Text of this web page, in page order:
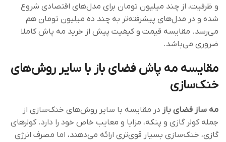
و ظرفیت، از چند میلیون تومان برای مدل‌های اقتصادی شروع
شده و در مدل‌های پیشرفته‌تر به چند ده میلیون تومان هم
می‌رسد. مقایسه قیمت و کیفیت پیش از خرید مه پاش کاملا
ضروری می‌باشد.
مقایسه مه پاش فضای باز با سایر روش‌های
خنک‌سازی
مه ساز فضای باز در مقایسه با سایر روش‌های خنک‌سازی از
جمله کولر گازی و پنکه، مزایا و معایب خاص خود را دارد. کولرهای
گازی، خنک‌سازی بسیار قوی‌تری ارائه می‌دهند، اما مصرف انرژی